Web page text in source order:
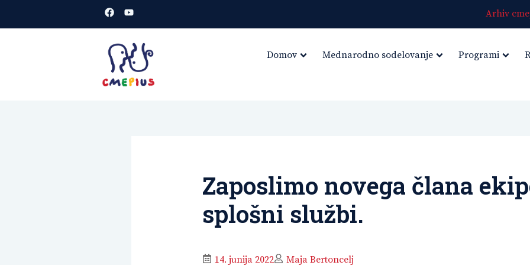
Arhiv
Domov Mednarodno sodelovanje Programi
Zaposlimo novega člana
splošni službi.
14. junija 2022 Maja Bertoncelj